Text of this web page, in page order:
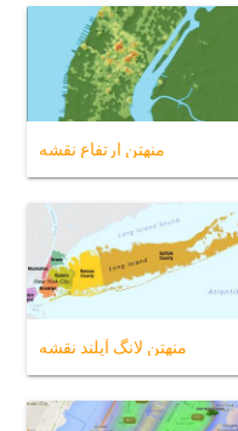
منهتن ارتفاع نقشه
منهتن لانگ آیلند نقشه